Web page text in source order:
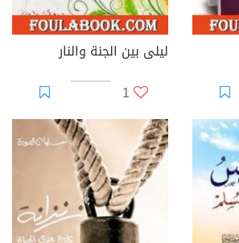
ليلى بين الجنة والنار
1